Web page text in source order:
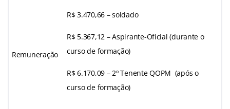
Remuneração
R$ 3.470,66 – soldado
R$ 5.367,12 – Aspirante-Oficial (durante o
curso de formação)
R$ 6.170,09 – 2º Tenente QOPM (após o
curso de formação)